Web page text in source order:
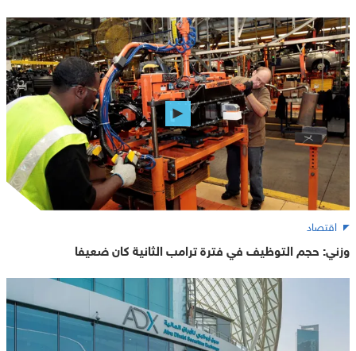
اقتصاد
وزني: حجم التوظيف في فترة ترامب الثانية كان ضعيفا